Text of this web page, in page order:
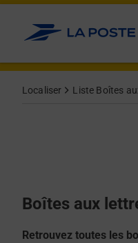
Allez au contenu
Localiser Liste Boîtes
Boîtes aux
Retrouvez toutes les